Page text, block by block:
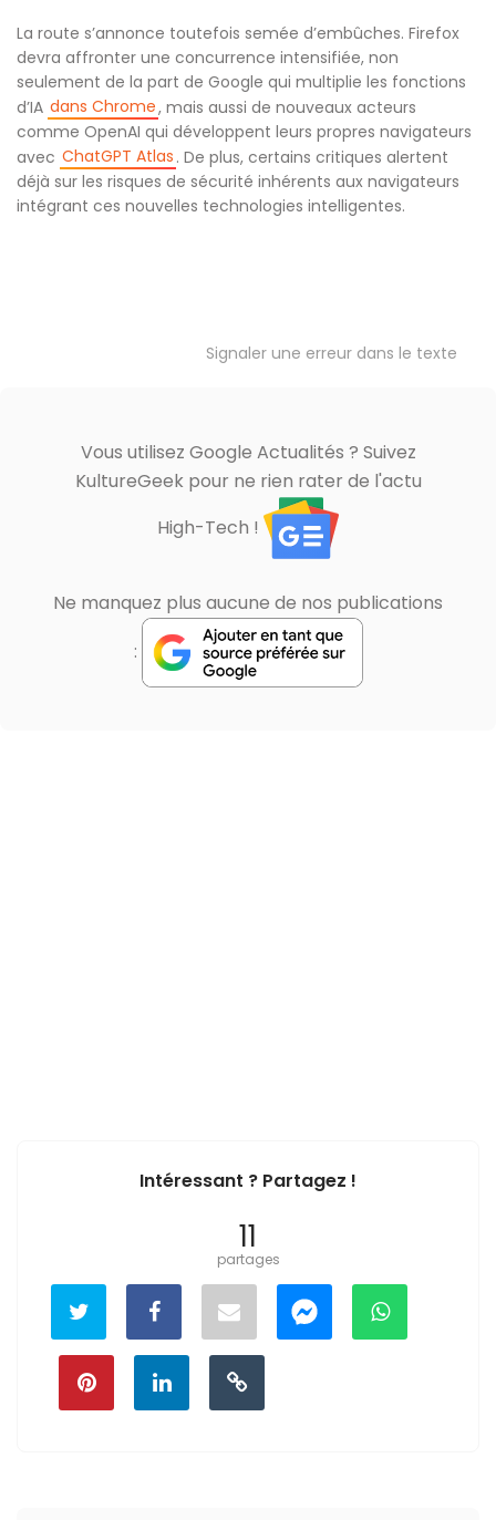
La route s’annonce toutefois semée d’embûches. Firefox
devra affronter une concurrence intensifiée, non
seulement de la part de Google qui multiplie les fonctions
d’IA dans Chrome, mais aussi de nouveaux acteurs
comme OpenAI qui développent leurs propres navigateurs
avec ChatGPT Atlas . De plus, certains critiques alertent
déjà sur les risques de sécurité inhérents aux navigateurs
intégrant ces nouvelles technologies intelligentes.
Signaler une erreur dans le texte
Vous utilisez Google Actualités ? Suivez
KultureGeek pour ne rien rater de l'actu
High-Tech !
Ne manquez plus aucune de nos publications
:
Intéressant ? Partagez !
11
partages